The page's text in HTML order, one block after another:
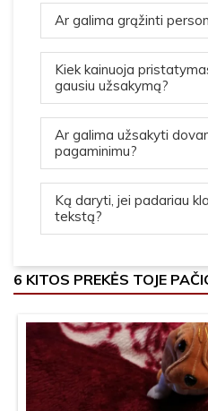
Ar galima grąžinti
Kiek kainuoja
gausiu užsakymą?
Ar galima užsakyti
pagaminimu?
Ką daryti, jei padariau
tekstą?
6 KITOS PREKĖS TOJE